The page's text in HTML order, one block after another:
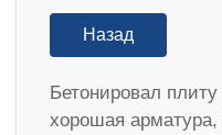
Назад
Бетонировал
хорошая арматура,